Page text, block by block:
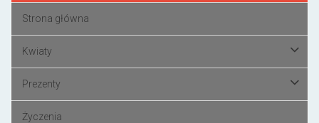
Strona główna
Kwiaty
Prezenty
Życzenia